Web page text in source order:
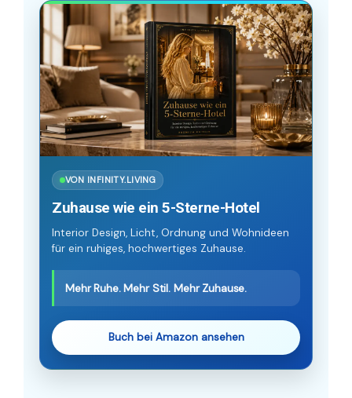
VON INFINITY.LIVING
Zuhause wie ein 5-Sterne-Hotel
Interior Design, Licht, Ordnung und Wohnideen
für ein ruhiges, hochwertiges Zuhause.
Mehr Ruhe. Mehr Stil. Mehr Zuhause.
Buch bei Amazon ansehen